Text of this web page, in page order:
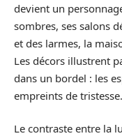
devient un
sombres, ses salons
et des larmes, la
Les décors illustrent
dans un bordel : les
empreints de tristesse.
Le contraste entre la